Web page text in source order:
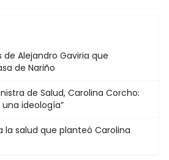
Alejandro Gaviria que
de Nariño
de Salud, Carolina Corcho:
ideología”
la salud que planteó Carolina